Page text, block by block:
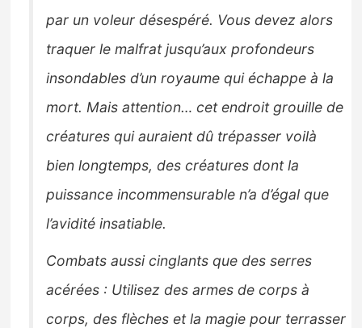
par un voleur désespéré. Vous devez alors
traquer le malfrat jusqu’aux profondeurs
insondables d’un royaume qui échappe à la
mort. Mais attention… cet endroit grouille de
créatures qui auraient dû trépasser voilà
bien longtemps, des créatures dont la
puissance incommensurable n’a d’égal que
l’avidité insatiable.
Combats aussi cinglants que des serres
acérées : Utilisez des armes de corps à
corps, des flèches et la magie pour terrasser